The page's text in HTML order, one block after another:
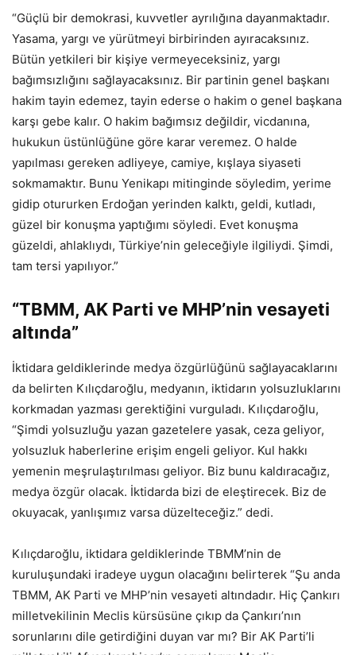
“Güçlü bir demokrasi, kuvvetler ayrılığına dayanmaktadır.
Yasama, yargı ve yürütmeyi birbirinden ayıracaksınız.
Bütün yetkileri bir kişiye vermeyeceksiniz, yargı
bağımsızlığını sağlayacaksınız. Bir partinin genel başkanı
hakim tayin edemez, tayin ederse o hakim o genel başkana
karşı gebe kalır. O hakim bağımsız değildir, vicdanına,
hukukun üstünlüğüne göre karar veremez. O halde
yapılması gereken adliyeye, camiye, kışlaya siyaseti
sokmamaktır. Bunu Yenikapı mitinginde söyledim, yerime
gidip otururken Erdoğan yerinden kalktı, geldi, kutladı,
güzel bir konuşma yaptığımı söyledi. Evet konuşma
güzeldi, ahlaklıydı, Türkiye’nin geleceğiyle ilgiliydi. Şimdi,
tam tersi yapılıyor.”
“TBMM, AK Parti ve MHP’nin vesayeti
altında”
İktidara geldiklerinde medya özgürlüğünü sağlayacaklarını
da belirten Kılıçdaroğlu, medyanın, iktidarın yolsuzluklarını
korkmadan yazması gerektiğini vurguladı. Kılıçdaroğlu,
“Şimdi yolsuzluğu yazan gazetelere yasak, ceza geliyor,
yolsuzluk haberlerine erişim engeli geliyor. Kul hakkı
yemenin meşrulaştırılması geliyor. Biz bunu kaldıracağız,
medya özgür olacak. İktidarda bizi de eleştirecek. Biz de
okuyacak, yanlışımız varsa düzelteceğiz.” dedi.
Kılıçdaroğlu, iktidara geldiklerinde TBMM’nin de
kuruluşundaki iradeye uygun olacağını belirterek “Şu anda
TBMM, AK Parti ve MHP’nin vesayeti altındadır. Hiç Çankırı
milletvekilinin Meclis kürsüsüne çıkıp da Çankırı’nın
sorunlarını dile getirdiğini duyan var mı? Bir AK Parti’li